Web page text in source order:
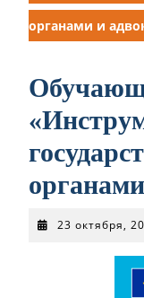
органами и
23 октября,